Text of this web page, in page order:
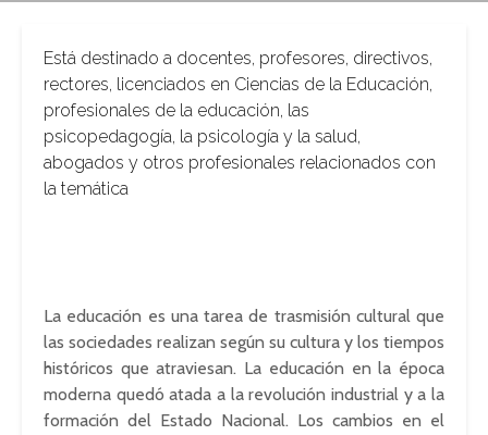
Está destinado a docentes, profesores, directivos,
rectores, licenciados en Ciencias de la Educación,
profesionales de la educación, las
psicopedagogía, la psicología y la salud,
abogados y otros profesionales relacionados con
la temática
La educación es una tarea de trasmisión cultural que
las sociedades realizan según su cultura y los tiempos
históricos que atraviesan. La educación en la época
moderna quedó atada a la revolución industrial y a la
formación del Estado Nacional. Los cambios en el